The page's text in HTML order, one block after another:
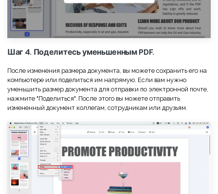
Шаг 4. Поделитесь уменьшенным PDF.
После изменения размера документа, вы можете сохранить его на
компьютере или поделиться им напрямую. Если вам нужно
уменьшить размер документа для отправки по электронной почте,
нажмите "Поделиться". После этого вы можете отправить
измененный документ коллегам, сотрудникам или друзьям.